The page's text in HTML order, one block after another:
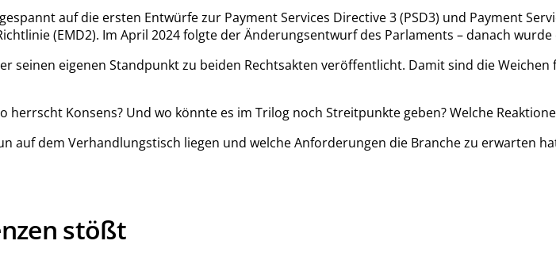
auf die ersten Entwürfe zur Payment Services Directive 3 (PSD3) und Payment
(EMD2). Im April 2024 folgte der Änderungsentwurf des Parlaments – danach
seinen eigenen Standpunkt zu beiden Rechtsakten veröffentlicht. Damit sind die
Konsens? Und wo könnte es im Trilog noch Streitpunkte geben? Welche
auf dem Verhandlungstisch liegen und welche Anforderungen die Branche zu erwarten
stößt